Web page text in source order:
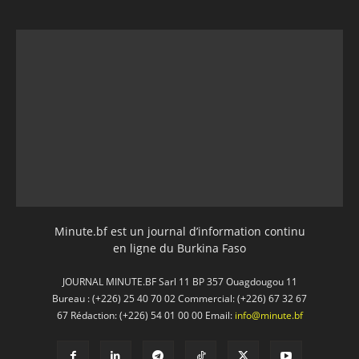
Minute.bf est un journal d’information continu
en ligne du Burkina Faso
JOURNAL MINUTE.BF Sarl 11 BP 357 Ouagdougou 11
Bureau : (+226) 25 40 70 02 Commercial: (+226) 67 32 67
67 Rédaction: (+226) 54 01 00 00 Email: info@minute.bf